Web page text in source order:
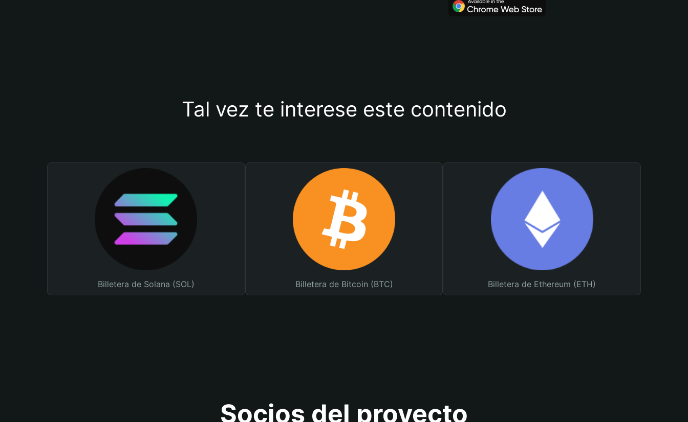
Tal vez te interese este contenido
Billetera de Solana (SOL) Billetera de Bitcoin (BTC) Billetera de Ethereum (ETH)
Socios del proyecto